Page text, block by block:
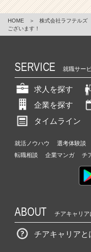
HOME ＞ 株式会社ラフテルズ
ございます！
SERVICE 就職サー
求人を探す
企業を探す
タイムライン
就活ノウハウ 選考体験談
転職相談
企業マンガ チ
ABOUT チアキャリア
チアキャリアと